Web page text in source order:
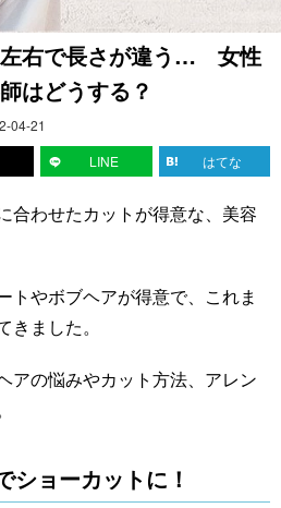
左右で長さが違う… 女性
はどうする？
04-21
LINE はてな
合わせたカットが得意な、美容
トやボブヘアが得意で、これま
ました。
アの悩みやカット方法、アレン
ショーカットに！